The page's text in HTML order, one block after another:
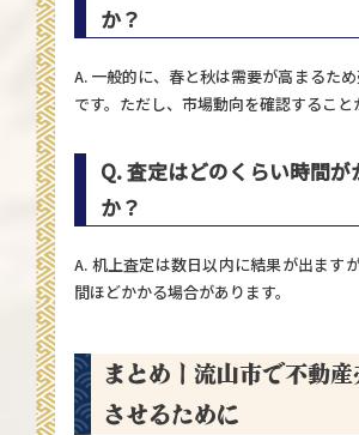
か？
A. 一般的に、春と秋は需要が高まるた
です。ただし、市場動向を確認すること
Q. 査定はどのくらい時間が
か？
A. 机上査定は数日以内に結果が出ます
間ほどかかる場合があります。
まとめ｜流山市で不動
させるために